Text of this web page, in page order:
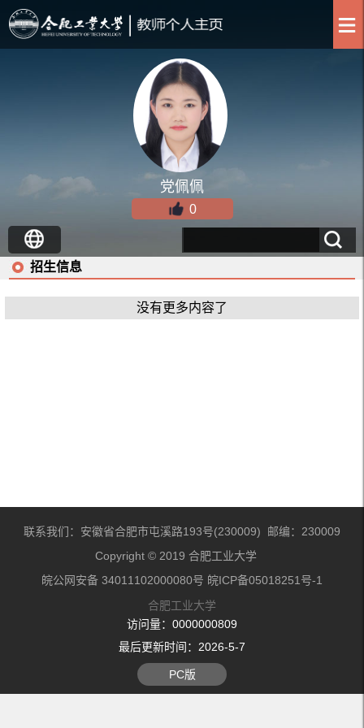
党佩佩
0
招生信息
没有更多内容了
联系我们：安徽省合肥市屯溪路193号(230009) 邮编：230009
Copyright © 2019 合肥工业大学
皖公网安备 34011102000080号 皖ICP备05018251号-1
合肥工业大学
访问量： 0000000809
最后更新时间： 2026-5-7
PC版